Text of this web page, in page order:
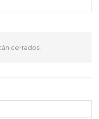
cerrados.